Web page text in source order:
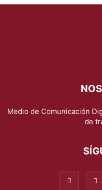
Medio de Comunicación
de